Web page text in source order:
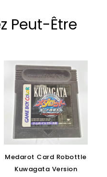
Peut-Être
Medarot Card Robottle
Kuwagata Version